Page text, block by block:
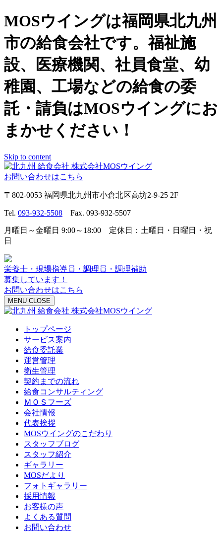
MOSウイングは福岡県北九州
市の給食会社です。福祉施
設、医療機関、社員食堂、幼
稚園、工場などの給食の委
託・請負はMOSウイングにお
まかせください！
Skip to content
お問い合わせはこちら
〒802-0053 福岡県北九州市小倉北区高坊2-9-25 2F
Tel. 093-932-5508 Fax. 093-932-5507
月曜日～金曜日 9:00～18:00 定休日：土曜日・日曜日・祝
日
栄養士・現場指導員・調理員・調理補助
募集しています！
お問い合わせはこちら
MENU CLOSE
トップページ
サービス案内
給食委託業
運営管理
衛生管理
契約までの流れ
給食コンサルティング
ＭＯＳフーズ
会社情報
代表挨拶
MOSウイングのこだわり
スタッフブログ
スタッフ紹介
ギャラリー
MOSだより
フォトギャラリー
採用情報
お客様の声
よくある質問
お問い合わせ